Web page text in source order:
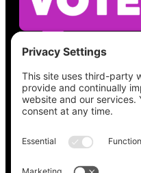
Vea lo que hay en
lugar de votación,
registro y obtenga
electoral que
Por favor no utilice: